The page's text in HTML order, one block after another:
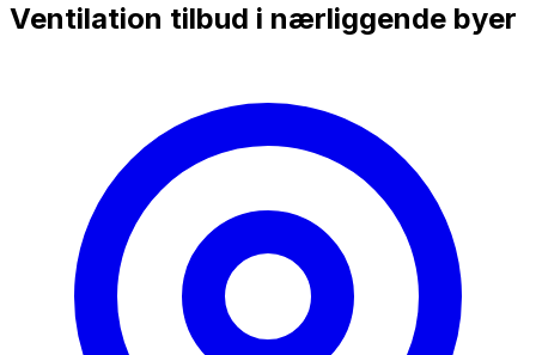
Ventilation tilbud i nærliggende byer